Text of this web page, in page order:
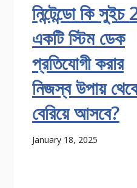
নিন্টেন্ডো কি সুইচ
একটি স্টিম ডেক
প্রতিযোগী করার
নিজস্ব উপায়
বেরিয়ে আসবে?
January 18, 2025